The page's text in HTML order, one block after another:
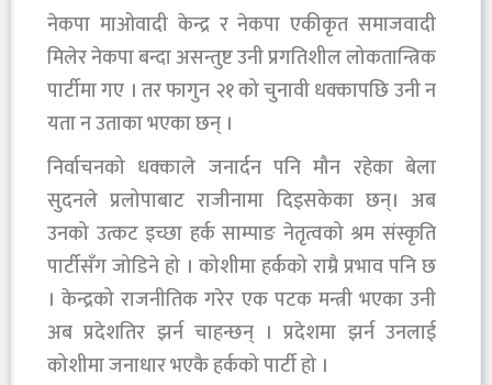
नेकपा माओवादी केन्द्र र नेकपा एकीकृत समाजवादी
मिलेर नेकपा बन्दा असन्तुष्ट उनी प्रगतिशील लोकतान्त्रिक
पार्टीमा गए । तर फागुन २१ को चुनावी धक्कापछि उनी न
यता न उताका भएका छन् ।
निर्वाचनको धक्काले जनार्दन पनि मौन रहेका बेला
सुदनले प्रलोपाबाट राजीनामा दिइसकेका छन्। अब
उनको उत्कट इच्छा हर्क साम्पाङ नेतृत्वको श्रम संस्कृति
पार्टीसँग जोडिने हो । कोशीमा हर्कको राम्रै प्रभाव पनि छ
। केन्द्रको राजनीतिक गरेर एक पटक मन्त्री भएका उनी
अब प्रदेशतिर झर्न चाहन्छन् । प्रदेशमा झर्न उनलाई
कोशीमा जनाधार भएकै हर्कको पार्टी हो ।